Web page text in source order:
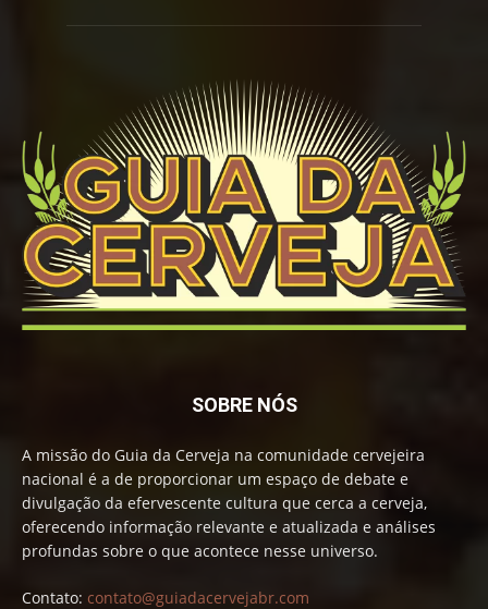
SOBRE NÓS
A missão do Guia da Cerveja na comunidade cervejeira
nacional é a de proporcionar um espaço de debate e
divulgação da efervescente cultura que cerca a cerveja,
oferecendo informação relevante e atualizada e análises
profundas sobre o que acontece nesse universo.
Contato: contato@guiadacervejabr.com